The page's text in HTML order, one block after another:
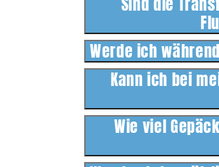
Werde ich
Kann ich bei
Wie viel